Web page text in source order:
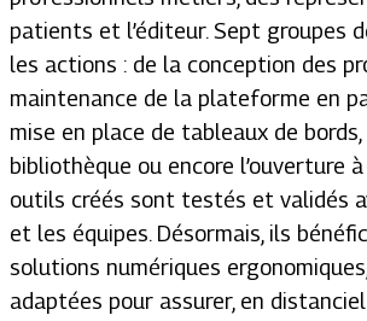
patients et l’éditeur. Sept groupes
les actions : de la conception des
maintenance de la plateforme en
mise en place de tableaux de bords,
bibliothèque ou encore l’ouverture
outils créés sont testés et validés
et les équipes. Désormais, ils
solutions numériques
adaptées pour assurer, en